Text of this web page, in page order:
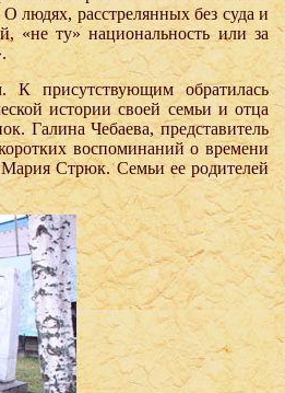
людях, расстрелянных без суда и
«не ту» национальность или за
К присутствующим обратилась
истории своей семьи и отца
Галина Чебаева, представитель
воспоминаний о времени
Стрюк. Семьи ее родителей